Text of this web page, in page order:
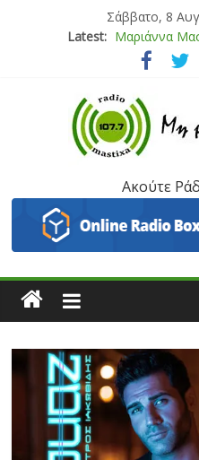
Σάββατο, 8
Latest: Μαριάννα
Τάνια
Μάνος
Ιορδάνης
Ακούτε